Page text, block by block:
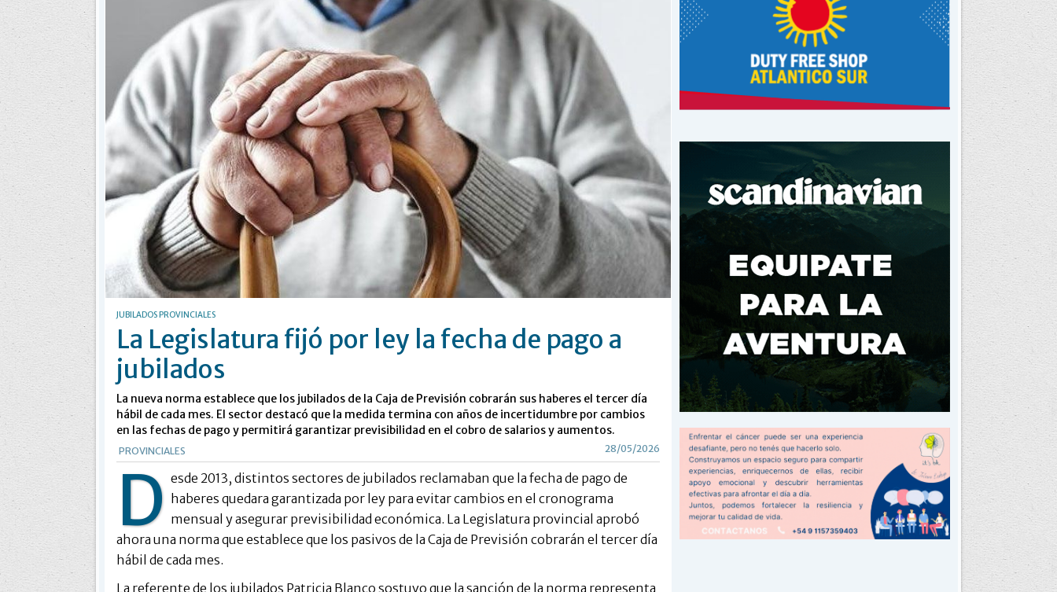
JUBILADOS PROVINCIALES
La Legislatura fijó por ley la fecha de pago a
jubilados
La nueva norma establece que los jubilados de la Caja de Previsión cobrarán sus haberes el tercer día
hábil de cada mes. El sector destacó que la medida termina con años de incertidumbre por cambios
en las fechas de pago y permitirá garantizar previsibilidad en el cobro de salarios y aumentos.
PROVINCIALES 28/05/2026
D esde 2013, distintos sectores de jubilados reclamaban que la fecha de pago de
haberes quedara garantizada por ley para evitar cambios en el cronograma
mensual y asegurar previsibilidad económica. La Legislatura provincial aprobó
ahora una norma que establece que los pasivos de la Caja de Previsión cobrarán el tercer día
hábil de cada mes.
La referente de los jubilados Patricia Blanco sostuvo que la sanción de la norma representa